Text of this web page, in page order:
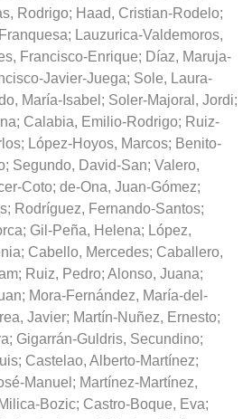
Rodrigo; Haad, Cristian-Rodelo;
; Lauzurica-Valdemoros,
Francisco-Enrique; Díaz, Maruja-
Javier-Juega; Sole, Laura-
María-Isabel ; Soler-Majoral, Jordi;
; Calabia, Emilio-Rodrigo; Ruiz-
; López-Hoyos, Marcos; Benito-
; Segundo, David-San; Valero,
Coto; de-Ona, Juan-Gómez;
; Rodríguez, Fernando-Santos;
; Gil-Peña, Helena; López,
; Cabello, Mercedes; Caballero,
; Ruiz, Pedro; Alonso, Juana;
; Mora-Fernández, María-del-
Javier; Martín-Nuñez, Ernesto;
; Gigarrán-Guldris, Secundino;
; Castelao, Alberto-Martínez;
Manuel ; Martínez-Martínez,
Bozic; Castro-Boque, Eva;